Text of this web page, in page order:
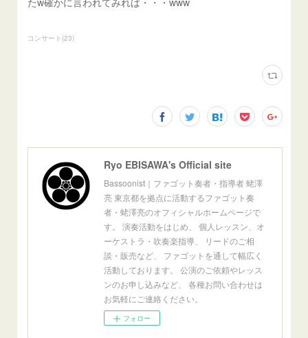
コンサート (23)
Ryo EBISAWA's Official site
Bassoonist｜ファゴット奏者・指導者 蛯澤
亮 東京都を拠点に活動するファゴット奏
者・蛯澤亮のオフィシャルホームページで
す。 演奏活動をはじめ、 個人レッスン、オ
ーケストラ・吹奏楽指導、 リードのご相
談・販売など、 ファゴットを通して幅広く
活動しております。 公演のご依頼やレッス
ンのお申し込みなど、 各種お問い合わせは
お気軽にご連絡ください。
フォロー